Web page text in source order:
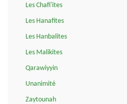
Les Chafi'ites
Les Hanafites
Les Hanbalites
Les Malikites
Qarawiyyin
Unanimité
Zaytounah